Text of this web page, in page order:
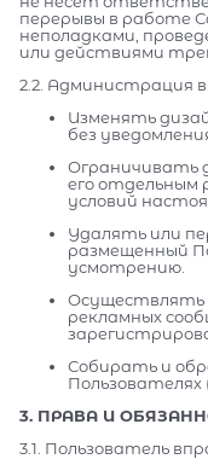
перерывы в работе
неполадками,
или действиями
2.2. Администрация
Изменять
без
Ограничивать
его отдельным
условий
Удалять или
размещенный
усмотрению.
Осуществлять
рекламных
Собирать и
Пользователях
3. ПРАВА И
3.1. Пользователь